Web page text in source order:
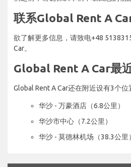
联系Global Rent A
欲了解更多信息，请致电+48
Car。
Global Rent A Car最
Global Rent A Car还在附近设有3个位
华沙 - 万豪酒店（6.8公里）
华沙市中心（7.2公里）
华沙 - 莫德林机场（38.3公里）